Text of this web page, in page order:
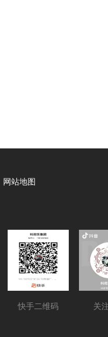
网站地图
快手二维码 关